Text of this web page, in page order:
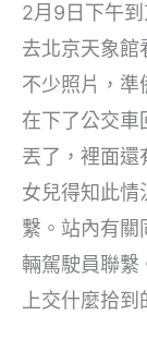
2月9日下午
去北京天象館
不少照片，準
在下了公交車
丟了，裡面還
女兒得知此情
繫。站內有關
輛駕駛員聯繫
上交什麼拾